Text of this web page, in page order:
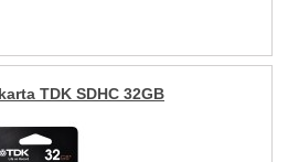
TDK SDHC 32GB